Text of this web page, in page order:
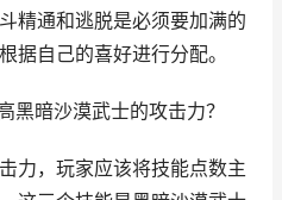
精通和逃脱是必须要加满的
据自己的喜好进行分配。
黑暗沙漠武士的攻击力？
力，玩家应该将技能点数主